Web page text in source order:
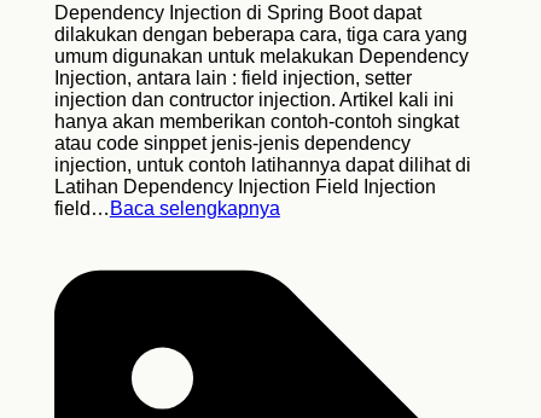
Dependency Injection di Spring Boot dapat
dilakukan dengan beberapa cara, tiga cara yang
umum digunakan untuk melakukan Dependency
Injection, antara lain : field injection, setter
injection dan contructor injection. Artikel kali ini
hanya akan memberikan contoh-contoh singkat
atau code sinppet jenis-jenis dependency
injection, untuk contoh latihannya dapat dilihat di
Latihan Dependency Injection Field Injection
field… Baca selengkapnya